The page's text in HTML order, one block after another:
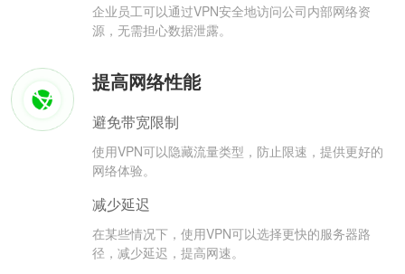
企业员工可以通过VPN安全地访问公司内部网络资
源，无需担心数据泄露。
提高网络性能
避免带宽限制
使用VPN可以隐藏流量类型，防止限速，提供更好的
网络体验。
减少延迟
在某些情况下，使用VPN可以选择更快的服务器路
径，减少延迟，提高网速。